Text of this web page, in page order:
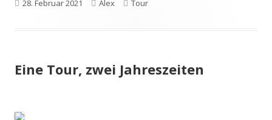
Veröffentlicht
28. Februar 2021 Autor
Alex Kategorien
Tour
Eine Tour, zwei Jahreszeiten